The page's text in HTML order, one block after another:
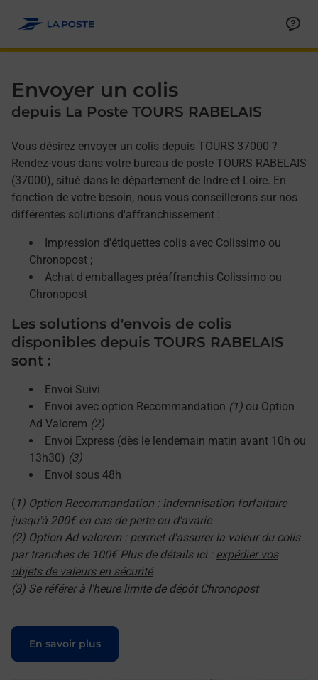
Envoyer un colis
depuis La Poste TOURS RABELAIS
Vous désirez envoyer un colis depuis TOURS 37000 ?
Rendez-vous dans votre bureau de poste TOURS RABELAIS
(37000), situé dans le département de Indre-et-Loire. En
fonction de votre besoin, nous vous conseillerons sur nos
différentes solutions d'affranchissement :
Impression d'étiquettes colis avec Colissimo ou
Chronopost ;
Achat d'emballages préaffranchis Colissimo ou
Chronopost
Les solutions d'envois de colis
disponibles depuis TOURS RABELAIS
sont :
Envoi Suivi
Envoi avec option Recommandation (1) ou Option
Ad Valorem (2)
Envoi Express (dès le lendemain matin avant 10h ou
13h30) (3)
Envoi sous 48h
( 1) Option Recommandation : indemnisation forfaitaire
jusqu'à 200€ en cas de perte ou d'avarie
(2) Option Ad valorem : permet d'assurer la valeur du colis
par tranches de 100€ Plus de détails ici : expédier vos
objets de valeurs en sécurité
(3) Se référer à l'heure limite de dépôt Chronopost
En savoir plus
Le lien s'ouvre dans un nouvel onglet